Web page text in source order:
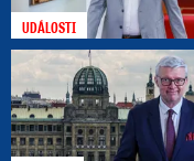
UDÁLOSTI